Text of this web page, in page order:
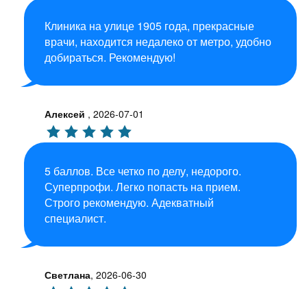
Клиника на улице 1905 года, прекрасные
врачи, находится недалеко от метро, удобно
добираться. Рекомендую!
Алексей , 2026-07-01
5 баллов. Все четко по делу, недорого.
Суперпрофи. Легко попасть на прием.
Строго рекомендую. Адекватный
специалист.
Светлана, 2026-06-30